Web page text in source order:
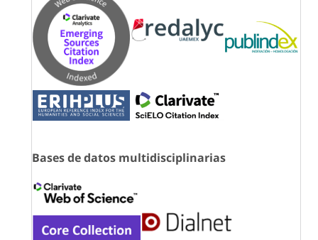
Bases de datos multidisciplinarias